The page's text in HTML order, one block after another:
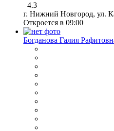
4.3
г. Нижний Новгород, ул.
Откроется в 09:00
Богданова Галия